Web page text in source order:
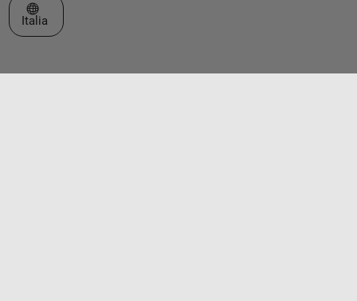
Seleziona un sito web
Italia